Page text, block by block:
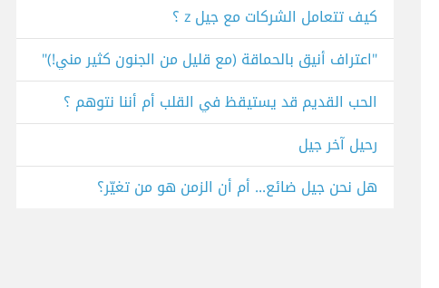
كيف تتعامل الشركات مع جيل z ؟
"اعتراف أنيق بالحماقة (مع قليل من الجنون كثير مني!)"
الحب القديم قد يستيقظ في القلب أم أننا نتوهم ؟
رحيل آخر جيل
هل نحن جيل ضائع... أم أن الزمن هو من تغيّر؟